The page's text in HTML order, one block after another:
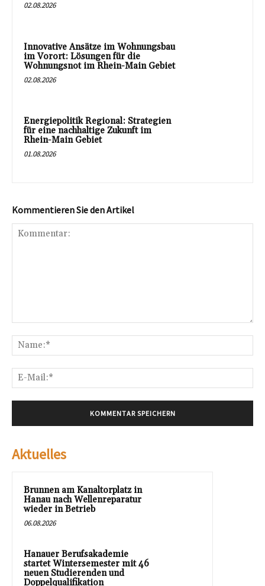
02.08.2026
Innovative Ansätze im Wohnungsbau
im Vorort: Lösungen für die
Wohnungsnot im Rhein-Main Gebiet
02.08.2026
Energiepolitik Regional: Strategien
für eine nachhaltige Zukunft im
Rhein-Main Gebiet
01.08.2026
Kommentieren Sie den Artikel
Aktuelles
Brunnen am Kanaltorplatz in
Hanau nach Wellenreparatur
wieder in Betrieb
06.08.2026
Hanauer Berufsakademie
startet Wintersemester mit 46
neuen Studierenden und
Doppelqualifikation